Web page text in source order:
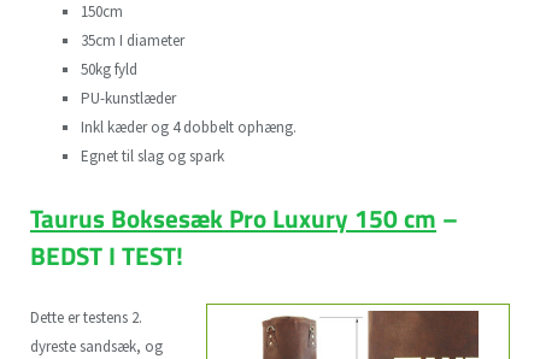
150cm
35cm I diameter
50kg fyld
PU-kunstlæder
Inkl kæder og 4 dobbelt ophæng.
Egnet til slag og spark
Taurus Boksesæk Pro Luxury 150 cm –
BEDST I TEST!
Dette er testens 2.
dyreste sandsæk, og